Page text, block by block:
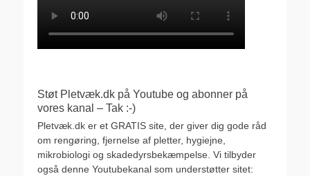
Støt Pletvæk.dk på Youtube og abonner på
vores kanal – Tak :-)
Pletvæk.dk er et GRATIS site, der giver dig gode råd
om rengøring, fjernelse af pletter, hygiejne,
mikrobiologi og skadedyrsbekæmpelse. Vi tilbyder
også denne Youtubekanal som understøtter sitet: